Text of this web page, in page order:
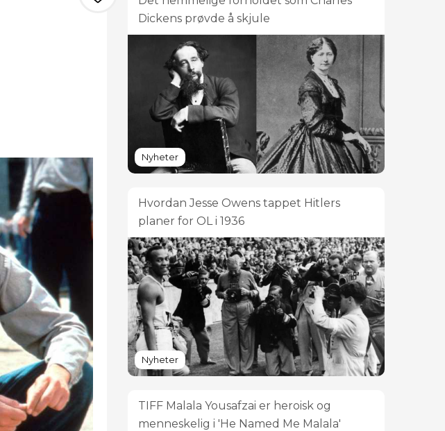
Dickens prøvde å skjule
Nyheter
Hvordan Jesse Owens tappet Hitlers
planer for OL i 1936
Nyheter
TIFF Malala Yousafzai er heroisk og
menneskelig i 'He Named Me Malala'